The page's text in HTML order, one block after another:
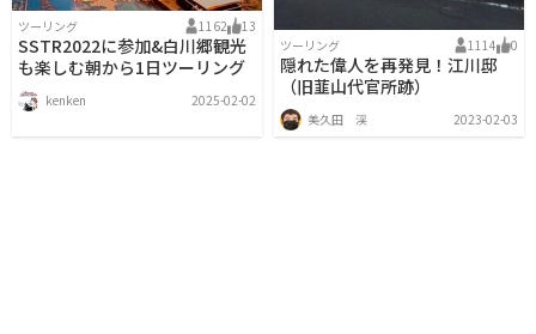
ツーリング 1162 13
SSTR2022に参加&白川郷観光
も楽しむ朝から1日ツーリング
kenken 2025-02-02
ツーリング 1114 0
隠れた偉人を再発見！江川邸
（旧韮山代官所跡）
美久田 渓 2023-02-03